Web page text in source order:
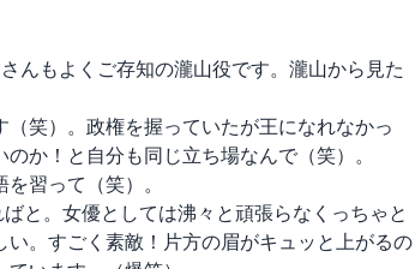
んもよくご存知の瀧山役です。瀧山から見た
笑）。政権を握っていたが王になれなかっ
か！と自分も同じ立ち場なんで（笑）。
習って（笑）。
と。女優としては沸々と頑張らなくっちゃと
。すごく素敵！片方の眉がキュッと上がるの